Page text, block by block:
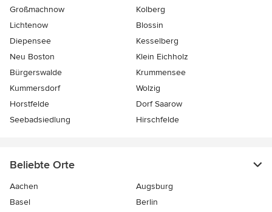
Großmachnow
Kolberg
Lichtenow
Blossin
Diepensee
Kesselberg
Neu Boston
Klein Eichholz
Bürgerswalde
Krummensee
Kummersdorf
Wolzig
Horstfelde
Dorf Saarow
Seebadsiedlung
Hirschfelde
Beliebte Orte
Aachen
Augsburg
Basel
Berlin